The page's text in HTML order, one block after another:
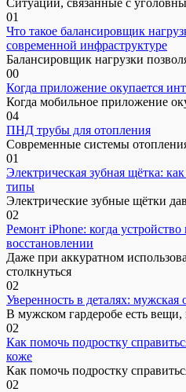
Ситуации, связанные с
01
Что такое балансировщик
современной инфраструктуре
Балансировщик нагрузки
00
Когда приложение окупается
Когда мобильное приложение
04
ПНД трубы для отопления
Современные системы
01
Электрическая зубная щётка:
типы
Электрические зубные щётки
02
Ремонт iPhone: когда
восстановлении
Даже при аккуратном
столкнуться
02
Уверенность в деталях: мужская
В мужском гардеробе есть
02
Как помочь подростку
коже
Как помочь подростку
02